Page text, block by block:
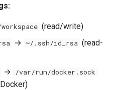
(read/write)
→ ~/.ssh/id_rsa (read-
→ /var/run/docker.sock